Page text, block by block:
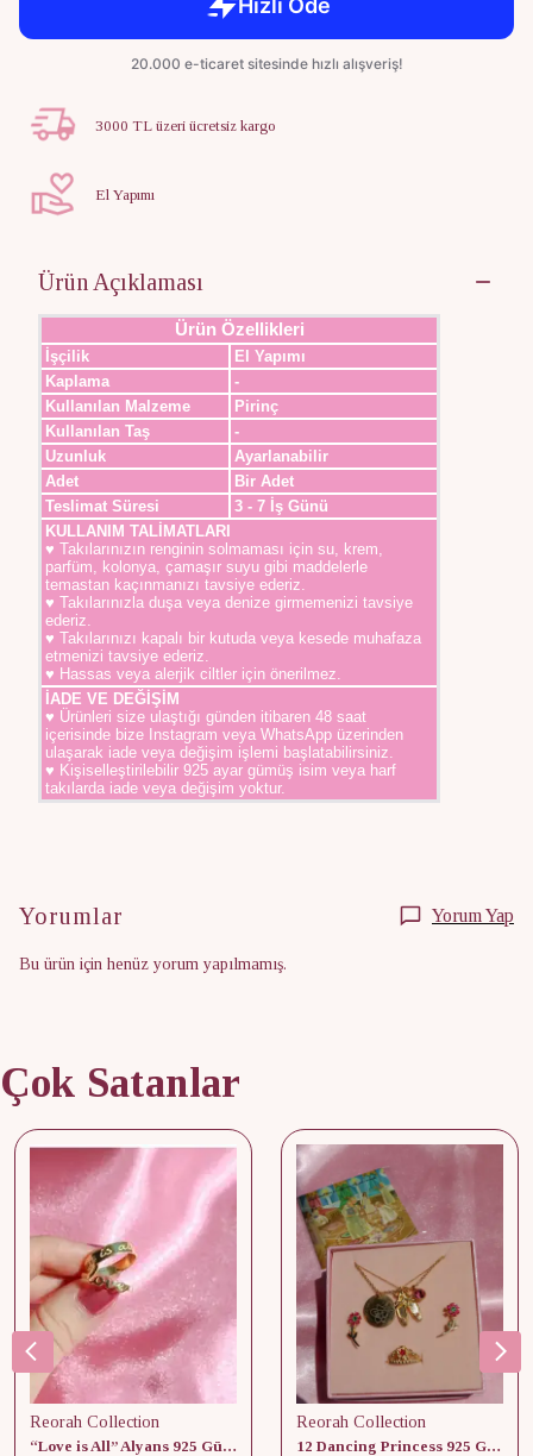
3000 TL üzeri ücretsiz kargo
El Yapımı
Ürün Açıklaması
Ürün Özellikleri
İşçilik
El Yapımı
Kaplama
-
Kullanılan Malzeme
Pirinç
Kullanılan Taş
-
Uzunluk
Ayarlanabilir
Adet
Bir Adet
Teslimat Süresi
3 - 7 İş Günü
KULLANIM TALİMATLARI
♥ Takılarınızın renginin solmaması için su, krem,
parfüm, kolonya, çamaşır suyu gibi maddelerle
temastan kaçınmanızı tavsiye ederiz.
♥ Takılarınızla duşa veya denize girmemenizi tavsiye
ederiz.
♥ Takılarınızı kapalı bir kutuda veya kesede muhafaza
etmenizi tavsiye ederiz.
♥ Hassas veya alerjik ciltler için önerilmez.
İADE VE DEĞİŞİM
♥ Ürünleri size ulaştığı günden itibaren 48 saat
içerisinde bize Instagram veya WhatsApp üzerinden
ulaşarak iade veya değişim işlemi başlatabilirsiniz.
♥ Kişiselleştirilebilir 925 ayar gümüş isim veya harf
takılarda iade veya değişim yoktur.
Yorumlar Yorum Yap
Bu ürün için henüz yorum yapılmamış.
Çok Satanlar
Reorah Collection
“Love is All” Alyans 925 Gümüş - Medium Beden
Reorah Collection
12 Dancing Princess 925 Gümüş/ Kolye, Küpe ve Yüzük Set